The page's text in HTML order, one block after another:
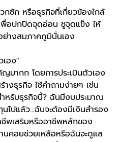
กซัก หรือธุรกิจที่เกี่ยวข้องใกล้
พื่อปกปิดจุดอ่อน ชูจุดแข็ง ให้
ย่างสมภาคภูมินั่นเอง
อง"
ญมากก โดยการประเมินตัวเอง
งธุรกิจ ใช้คำถามง่ายๆ เช่น
หรับธุรกิจนี้? ฉันมีงบประมาณ
ไปแล้ว...ฉันจะต้องมีเงินสำรอง
ชีพเสริมหรืออาชีพหลักของ
คอยช่วยเหลือหรือฉันจะดูแล